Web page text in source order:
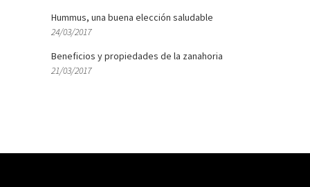
Hummus, una buena elección saludable
24/03/2017
Beneficios y propiedades de la zanahoria
21/03/2017